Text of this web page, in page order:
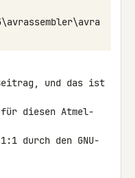
und das ist
für diesen Atmel-
durch den GNU-